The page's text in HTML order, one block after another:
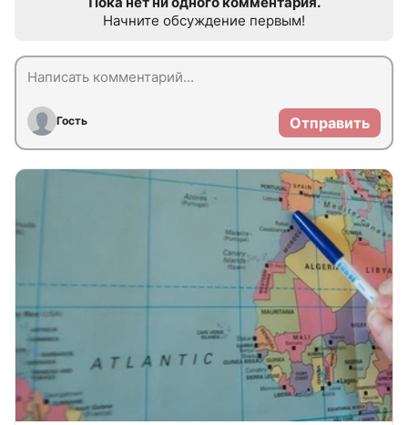
Начните обсуждение первым!
Гость Отправить